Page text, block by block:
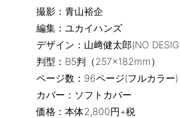
撮影：青山裕企
編集：ユカイハンズ
デザイン：山﨑健太郎(NO
判型：B5判（257×182mm）
ページ数：96ページ(フルカラー)
カバー：ソフトカバー
価格：本体2,800円+税